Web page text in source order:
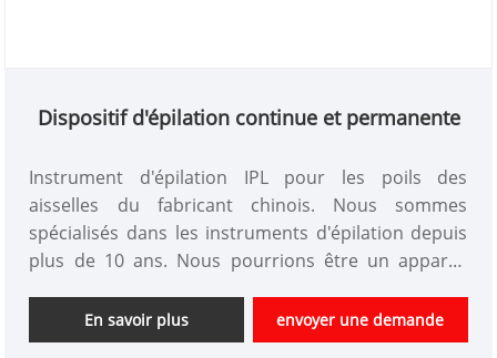
Dispositif d'épilation continue et permanente
Instrument d'épilation IPL pour les poils des
aisselles du fabricant chinois. Nous sommes
spécialisés dans les instruments d'épilation depuis
plus de 10 ans. Nous pourrions être un appareil
avantage en termes de prix. Nous sommes un
fournisseur professionnel d'instruments de beauté
En savoir plus envoyer une demande